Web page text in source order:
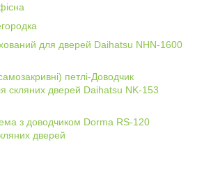
для дверей Daihatsu NHN-1600
петлі-Доводчик
скляних дверей Daihatsu NK-153
з доводчиком Dorma RS-120
дверей